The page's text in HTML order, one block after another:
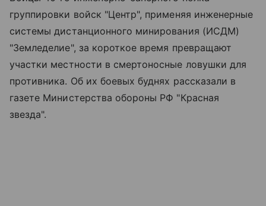
группировки войск "Центр", применяя инженерные
системы дистанционного минирования (ИСДМ)
"Земледелие", за короткое время превращают
участки местности в смертоносные ловушки для
противника. Об их боевых буднях рассказали в
газете Министерства обороны РФ "Красная
звезда".